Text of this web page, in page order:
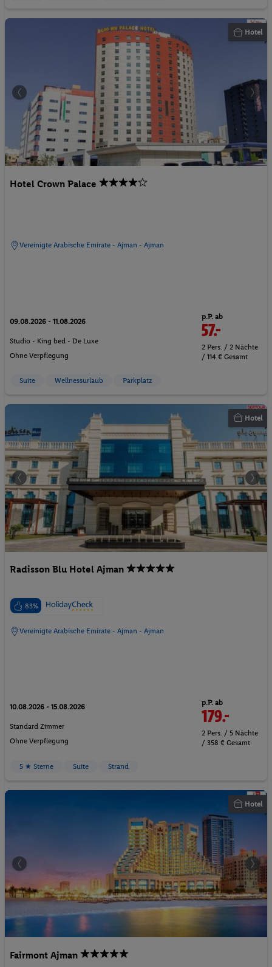
Hotel
Hotel Crown Palace
Vereinigte Arabische Emirate - Ajman - Ajman
09.08.2026 - 11.08.2026
Studio - King bed - De Luxe
Ohne Verpflegung
p.P. ab
57.-
2 Pers. / 2 Nächte
/ 114 € Gesamt
Suite Wellnessurlaub Parkplatz
Hotel
Radisson Blu Hotel Ajman
83%
Vereinigte Arabische Emirate - Ajman - Ajman
10.08.2026 - 15.08.2026
Standard Zimmer
Ohne Verpflegung
p.P. ab
179.-
2 Pers. / 5 Nächte
/ 358 € Gesamt
5 ★ Sterne Suite Strand
Hotel
Fairmont Ajman